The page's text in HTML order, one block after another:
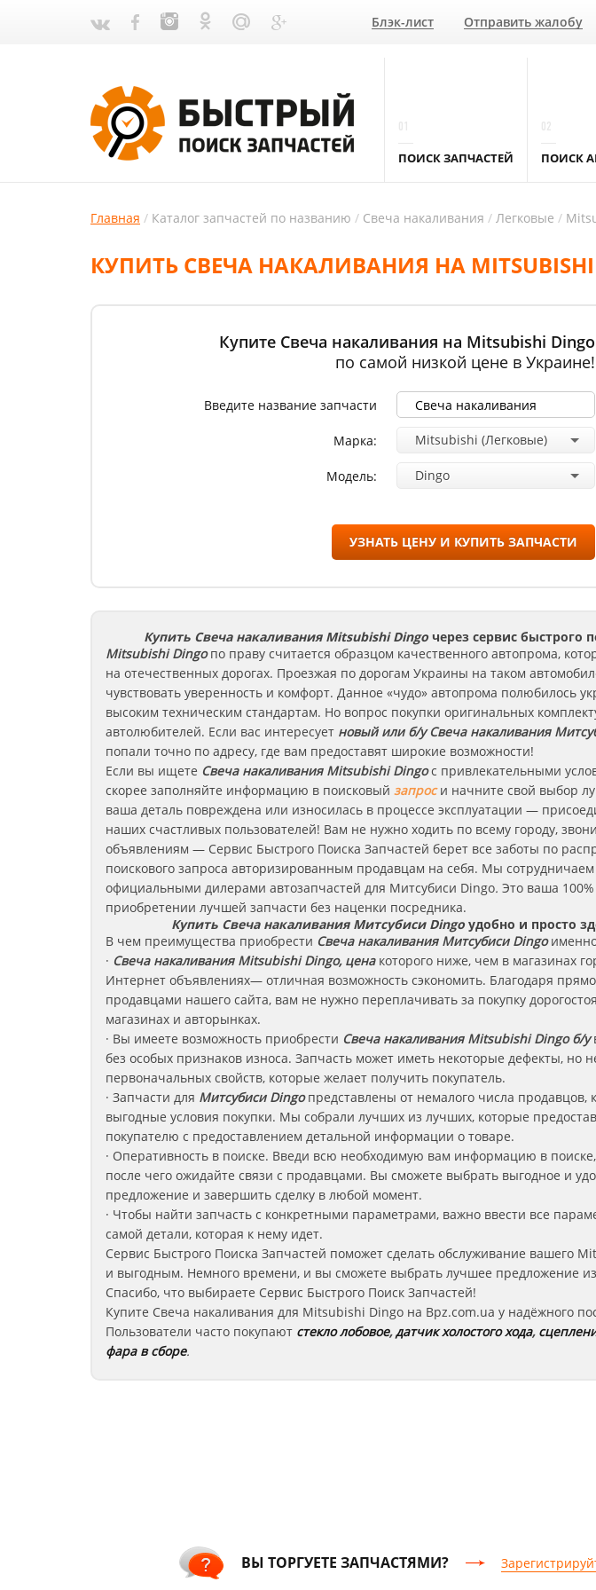
Блэк-лист Отправить жалобу
ПОИСК ЗАПЧАСТЕЙ ПОИСК
Главная Каталог запчастей по названию Свеча накаливания Легковые
КУПИТЬ СВЕЧА НАКАЛИВАНИЯ НА
Купите Свеча накаливания на Mitsubishi Dingo
по самой низкой цене в Украине!
Введите название запчасти
Марка: Mitsubishi (Легковые)
Модель: Dingo
УЗНАТЬ ЦЕНУ И КУПИТЬ ЗАПЧАСТИ
Купить Свеча накаливания Mitsubishi Dingo через сервис быстрого
MitsubishiDingoпо праву считается образцом качественного автопрома,
на отечественных дорогах. Проезжая по дорогам Украины на таком
чувствовать уверенность и комфорт. Данное «чудо» автопрома полюбилось
высоким техническим стандартам. Но вопрос покупки оригинальных
автолюбителей. Если вас интересует новый или б/у Свеча накаливания
попали точно по адресу, где вам предоставят широкие возможности!
Если вы ищете Свеча накаливанияMitsubishiDingoс привлекательными
скорее заполняйте информацию в поисковый запроси начните свой выбор
ваша деталь повреждена или износилась в процессе эксплуатации —
наших счастливых пользователей! Вам не нужно ходить по всему городу,
объявлениям — Сервис Быстрого Поиска Запчастей берет все заботы по
поискового запроса авторизированным продавцам на себя. Мы
официальными дилерами автозапчастей для Митсубиси Dingo. Это ваша
приобретении лучшей запчасти без наценки посредника.
Купить Свеча накаливания Митсубиси Dingo удобно и просто
В чем преимущества приобрести Свеча накаливанияМитсубисиDingo
· Свеча накаливания Mitsubishi Dingo, цена которого ниже, чем в магазинах
Интернет объявлениях— отличная возможность сэкономить. Благодаря
продавцами нашего сайта, вам не нужно переплачивать за покупку
магазинах и авторынках.
· Вы имеете возможность приобрести Свеча накаливания Mitsubishi Dingo б/у
без особых признаков износа. Запчасть может иметь некоторые дефекты, но
первоначальных свойств, которые желает получить покупатель.
· Запчасти для Митсубиси Dingoпредставлены от немалого числа продавцов,
выгодные условия покупки. Мы собрали лучших из лучших, которые
покупателю с предоставлением детальной информации о товаре.
· Оперативность в поиске. Введи всю необходимую вам информацию в поиске,
после чего ожидайте связи с продавцами. Вы сможете выбрать выгодное и
предложение и завершить сделку в любой момент.
· Чтобы найти запчасть с конкретными параметрами, важно ввести все
самой детали, которая к нему идет.
Сервис Быстрого Поиска Запчастей поможет сделать обслуживание вашего
и выгодным. Немного времени, и вы сможете выбрать лучшее предложение
Спасибо, что выбираете Сервис Быстрого Поиск Запчастей!
Купите Свеча накаливания для Mitsubishi Dingo на Bpz.com.ua у надёжного
Пользователи часто покупают стекло лобовое,датчик холостого хода,
фара в сборе.
ВЫ ТОРГУЕТЕ ЗАПЧАСТЯМИ?